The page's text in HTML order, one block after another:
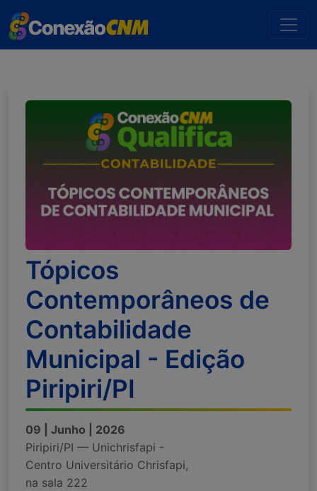
Tópicos
Contemporâneos de
Contabilidade
Municipal - Edição
Piripiri/PI
09 | Junho | 2026
Piripiri/PI — Unichrisfapi -
Centro Universitário Chrisfapi,
na sala 222